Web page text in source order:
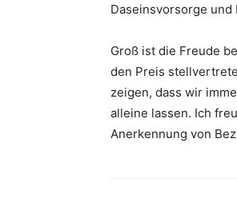
Daseinsvorsorge und
Groß ist die Freude
den Preis
zeigen, dass wir
alleine lassen. Ich
Anerkennung von